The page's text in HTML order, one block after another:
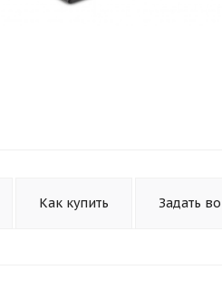
Как купить Задать